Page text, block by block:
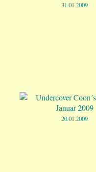
31.01.2009
20.01.2009